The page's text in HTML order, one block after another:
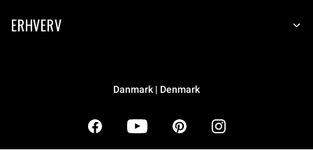
ERHVERV
Danmark | Denmark